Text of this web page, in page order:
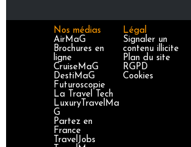
Nos médias
AirMaG
Brochures en
ligne
CruiseMaG
DestiMaG
Futuroscopie
La Travel Tech
LuxuryTravelMa
G
Partez en
France
TravelJobs
Légal
Signaler un
contenu illicite
Plan du site
RGPD
Cookies